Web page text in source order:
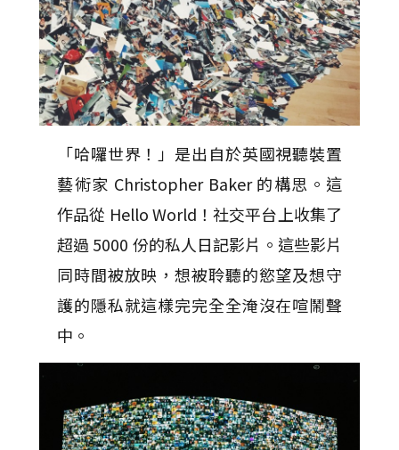
「哈囉世界！」是出自於英國視聽裝置
藝術家 Christopher Baker 的構思。這
作品從 Hello World！社交平台上收集了
超過 5000 份的私人日記影片。這些影片
同時間被放映，想被聆聽的慾望及想守
護的隱私就這樣完完全全淹沒在喧鬧聲
中。